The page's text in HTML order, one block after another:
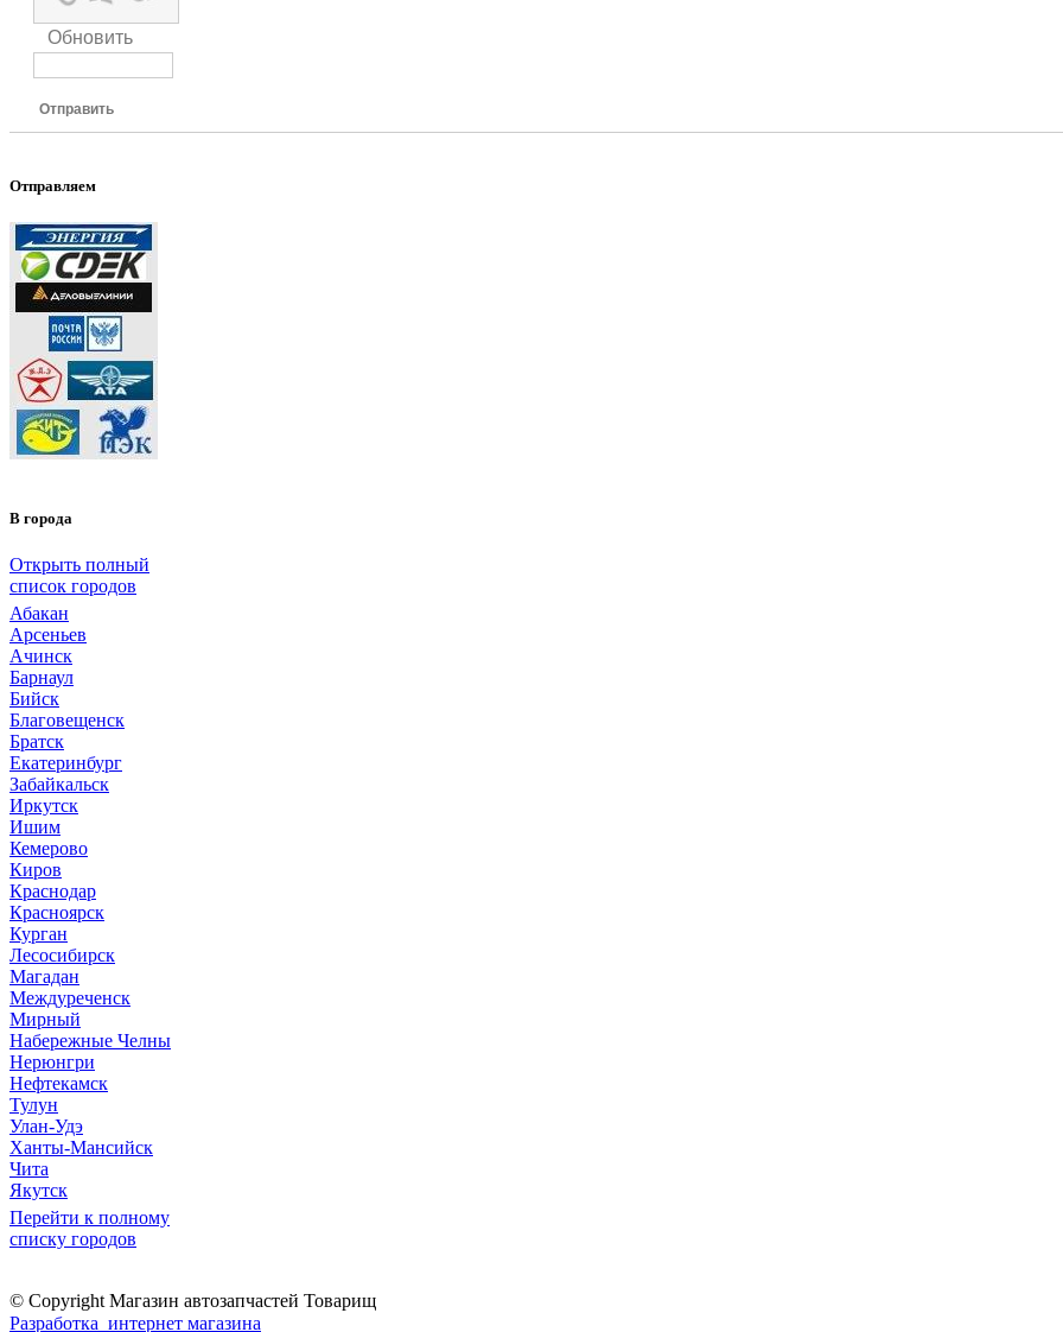
Обновить
Отправить
Отправляем
В города
Открыть полный
список городов
Абакан
Арсеньев
Ачинск
Барнаул
Бийск
Благовещенск
Братск
Екатеринбург
Забайкальск
Иркутск
Ишим
Кемерово
Киров
Краснодар
Красноярск
Курган
Лесосибирск
Магадан
Междуреченск
Мирный
Набережные Челны
Нерюнгри
Нефтекамск
Тулун
Улан-Удэ
Ханты-Мансийск
Чита
Якутск
Перейти к полному
списку городов
© Copyright Магазин автозапчастей Товарищ
Разработка интернет магазина